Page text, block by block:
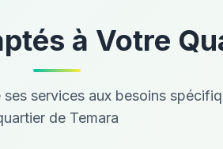
à Votre
services aux besoins
de Temara